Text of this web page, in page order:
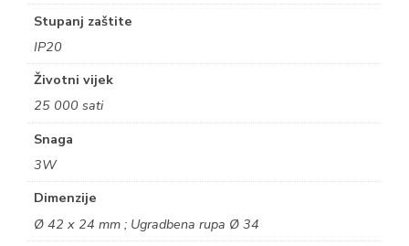
Stupanj zaštite
IP20
Životni vijek
25 000 sati
Snaga
3W
Dimenzije
Ø 42 x 24 mm ; Ugradbena rupa Ø 34